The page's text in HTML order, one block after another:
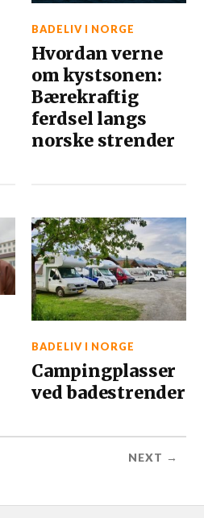
BADELIV I NORGE
Hvordan verne
om kystsonen:
Bærekraftig
ferdsel langs
norske strender
BADELIV I NORGE
Campingplasser
ved badestrender
NEXT →